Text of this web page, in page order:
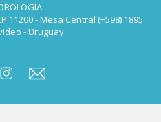
11200 - Mesa Central (+598) 1895
- Uruguay